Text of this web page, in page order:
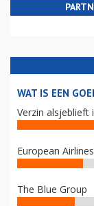
WAT IS EEN
Verzin alsjeblieft
European
The Blue Group